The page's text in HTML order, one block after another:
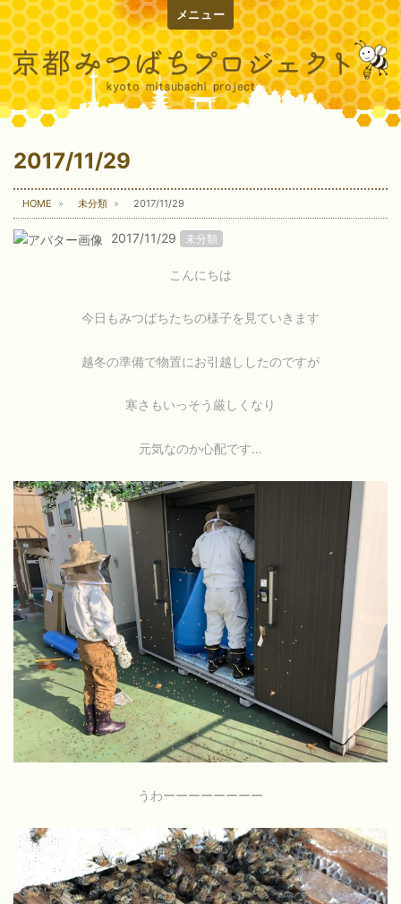
メニュー
2017/11/29
HOME 未分類 2017/11/29
2017/11/29 未分類
こんにちは
今日もみつばちたちの様子を見ていきます
越冬の準備で物置にお引越ししたのですが
寒さもいっそう厳しくなり
元気なのか心配です…
うわーーーーーーーー